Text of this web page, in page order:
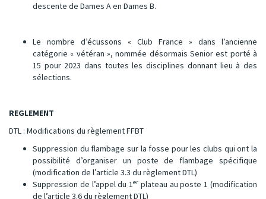
descente de Dames A en Dames B.
Le nombre d’écussons « Club France » dans l’ancienne
catégorie « vétéran », nommée désormais Senior est porté à
15 pour 2023 dans toutes les disciplines donnant lieu à des
sélections.
REGLEMENT
DTL : Modifications du règlement FFBT
Suppression du flambage sur la fosse pour les clubs qui ont la
possibilité d’organiser un poste de flambage spécifique
(modification de l’article 3.3 du règlement DTL)
Suppression de l’appel du 1er plateau au poste 1 (modification
de l’article 3.6 du règlement DTL)